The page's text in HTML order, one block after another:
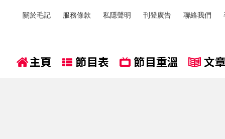
關於毛記 服務條款 私隱聲明 刊登廣告 聯絡我們